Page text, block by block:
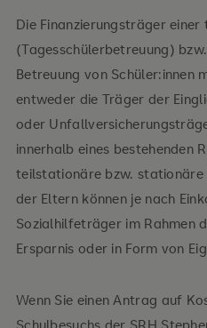
Die Finanzierungsträger
(Tagesschülerbetreuung)
Betreuung von Schüler:innen
entweder die Träger der
oder
innerhalb eines bestehenden
teilstationäre bzw. stationäre
der Eltern können je nach
Sozialhilfeträger im Rahmen
Ersparnis oder in Form von
Wenn Sie einen Antrag auf